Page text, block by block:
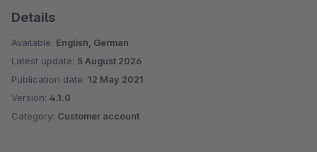
Details
Available: English, German
Latest update: 5 August 2026
Publication date: 12 May 2021
Version: 4.1.0
Category: Customer account